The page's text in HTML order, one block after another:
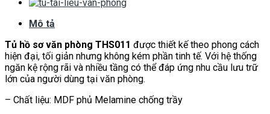
Mô tả
Tủ hồ sơ văn phòng THS011 được thiết kế theo phong cách
hiện đại, tối giản nhưng không kém phần tinh tế. Với hệ thống
ngăn kệ rộng rãi và nhiều tầng có thể đáp ứng nhu cầu lưu trữ
lớn của người dùng tại văn phòng.
– Chất liệu: MDF phủ Melamine chống trầy